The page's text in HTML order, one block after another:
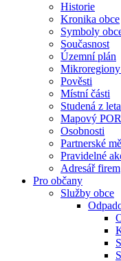
Historie
Kronika obce
Symboly
Současnost
Územní plán
Mikroregiony
Pověsti
Místní části
Studená z
Mapový
Osobnosti
Partnerské
Pravidelné
Adresář firem
Pro občany
Služby obce